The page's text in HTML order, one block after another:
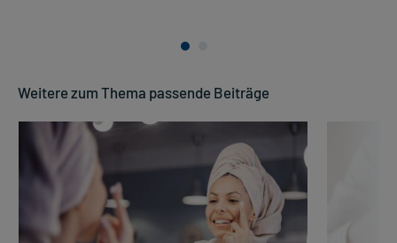
Weitere zum Thema passende Beiträge